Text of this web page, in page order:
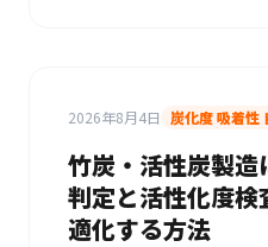
2026年8月4日 炭化度 吸着性
竹炭・活性炭製
判定と活性化度
適化する方法